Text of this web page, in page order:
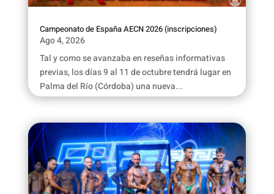
Campeonato de España AECN 2026 (inscripciones)
Ago 4, 2026
Tal y como se avanzaba en reseñas informativas
previas, los días 9 al 11 de octubre tendrá lugar en
Palma del Río (Córdoba) una nueva...